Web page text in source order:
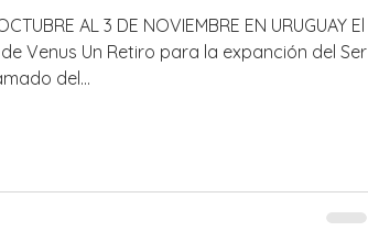
AL 3 DE NOVIEMBRE EN URUGUAY El
Venus Un Retiro para la expanción del Ser
del...